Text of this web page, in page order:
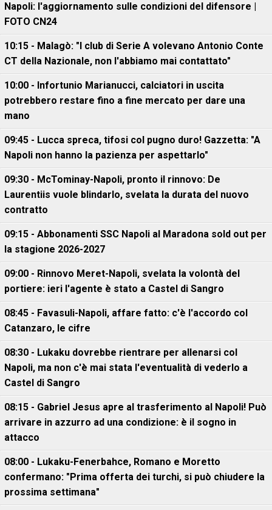
Napoli: l'aggiornamento sulle condizioni del difensore |
FOTO CN24
10:15 - Malagò: "I club di Serie A volevano Antonio Conte
CT della Nazionale, non l'abbiamo mai contattato"
10:00 - Infortunio Marianucci, calciatori in uscita
potrebbero restare fino a fine mercato per dare una
mano
09:45 - Lucca spreca, tifosi col pugno duro! Gazzetta: "A
Napoli non hanno la pazienza per aspettarlo"
09:30 - McTominay-Napoli, pronto il rinnovo: De
Laurentiis vuole blindarlo, svelata la durata del nuovo
contratto
09:15 - Abbonamenti SSC Napoli al Maradona sold out per
la stagione 2026-2027
09:00 - Rinnovo Meret-Napoli, svelata la volontà del
portiere: ieri l'agente è stato a Castel di Sangro
08:45 - Favasuli-Napoli, affare fatto: c'è l'accordo col
Catanzaro, le cifre
08:30 - Lukaku dovrebbe rientrare per allenarsi col
Napoli, ma non c'è mai stata l'eventualità di vederlo a
Castel di Sangro
08:15 - Gabriel Jesus apre al trasferimento al Napoli! Può
arrivare in azzurro ad una condizione: è il sogno in
attacco
08:00 - Lukaku-Fenerbahce, Romano e Moretto
confermano: "Prima offerta dei turchi, si può chiudere la
prossima settimana"